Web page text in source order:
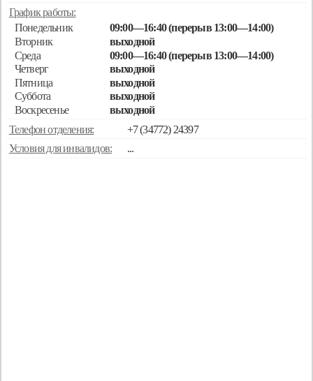
График работы:
Понедельник
09:00—16:40 (перерыв 13:00—14:00)
Вторник
выходной
Среда
09:00—16:40 (перерыв 13:00—14:00)
Четверг
выходной
Пятница
выходной
Суббота
выходной
Воскресенье
выходной
Телефон отделения:
+7 (34772) 24397
Условия для инвалидов:
...